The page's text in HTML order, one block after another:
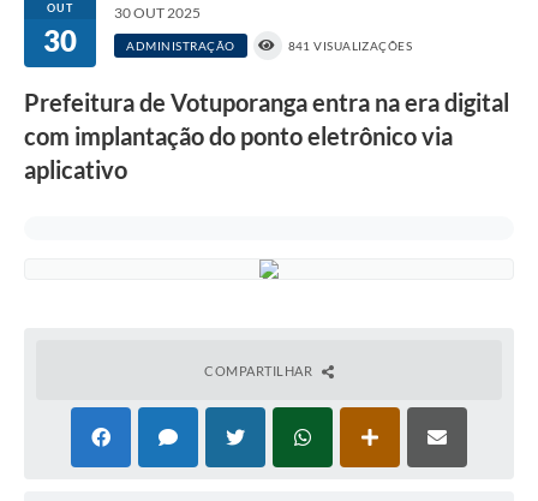
Notícias
Diário Oficial
Prestação de Contas
Contas Públicas
OUT
30
30 OUT 2025
ADMINISTRAÇÃO 841 VISUALIZAÇÕES
Prefeitura de Votuporanga entra na era digital
com implantação do ponto eletrônico via
aplicativo
COMPARTILHAR